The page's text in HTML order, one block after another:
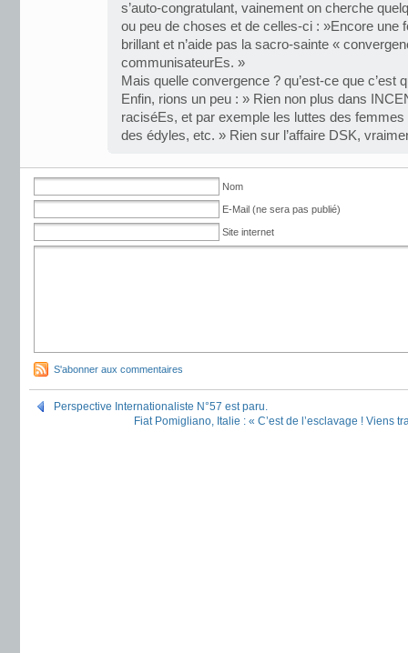
s’auto-congratulant, vainement on cherche
ou peu de choses et de celles-ci : »Encore une
brillant et n’aide pas la sacro-sainte «
communisateurEs. »
Mais quelle convergence ? qu’est-ce que c’est
Enfin, rions un peu : » Rien non plus dans
raciséEs, et par exemple les luttes des
des édyles, etc. » Rien sur l’affaire DSK,
Nom
E-Mail (ne sera pas publié)
Site internet
S'abonner aux commentaires
Perspective Internationaliste N°57 est paru.
Fiat Pomigliano, Italie : « C’est de l’esclavage ! Viens